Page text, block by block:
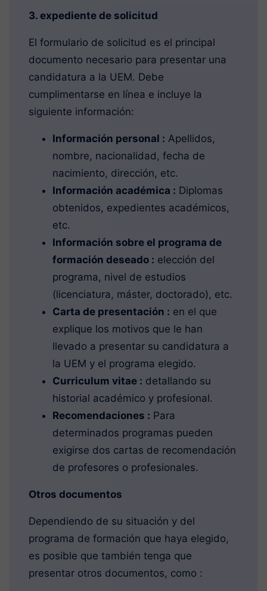
3. expediente de solicitud
El formulario de solicitud es el principal
documento necesario para presentar una
candidatura a la UEM. Debe
cumplimentarse en línea e incluye la
siguiente información:
Información personal : Apellidos,
nombre, nacionalidad, fecha de
nacimiento, dirección, etc.
Información académica : Diplomas
obtenidos, expedientes académicos,
etc.
Información sobre el programa de
formación deseado : elección del
programa, nivel de estudios
(licenciatura, máster, doctorado), etc.
Carta de presentación : en el que
explique los motivos que le han
llevado a presentar su candidatura a
la UEM y el programa elegido.
Curriculum vitae : detallando su
historial académico y profesional.
Recomendaciones : Para
determinados programas pueden
exigirse dos cartas de recomendación
de profesores o profesionales.
Otros documentos
Dependiendo de su situación y del
programa de formación que haya elegido,
es posible que también tenga que
presentar otros documentos, como :